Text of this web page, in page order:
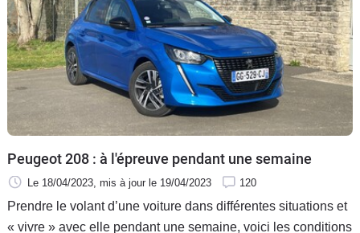
Peugeot 208 : à l'épreuve pendant une semaine
Le 18/04/2023 , mis à jour le 19/04/2023 120
Prendre le volant d’une voiture dans différentes situations et
« vivre » avec elle pendant une semaine, voici les conditions